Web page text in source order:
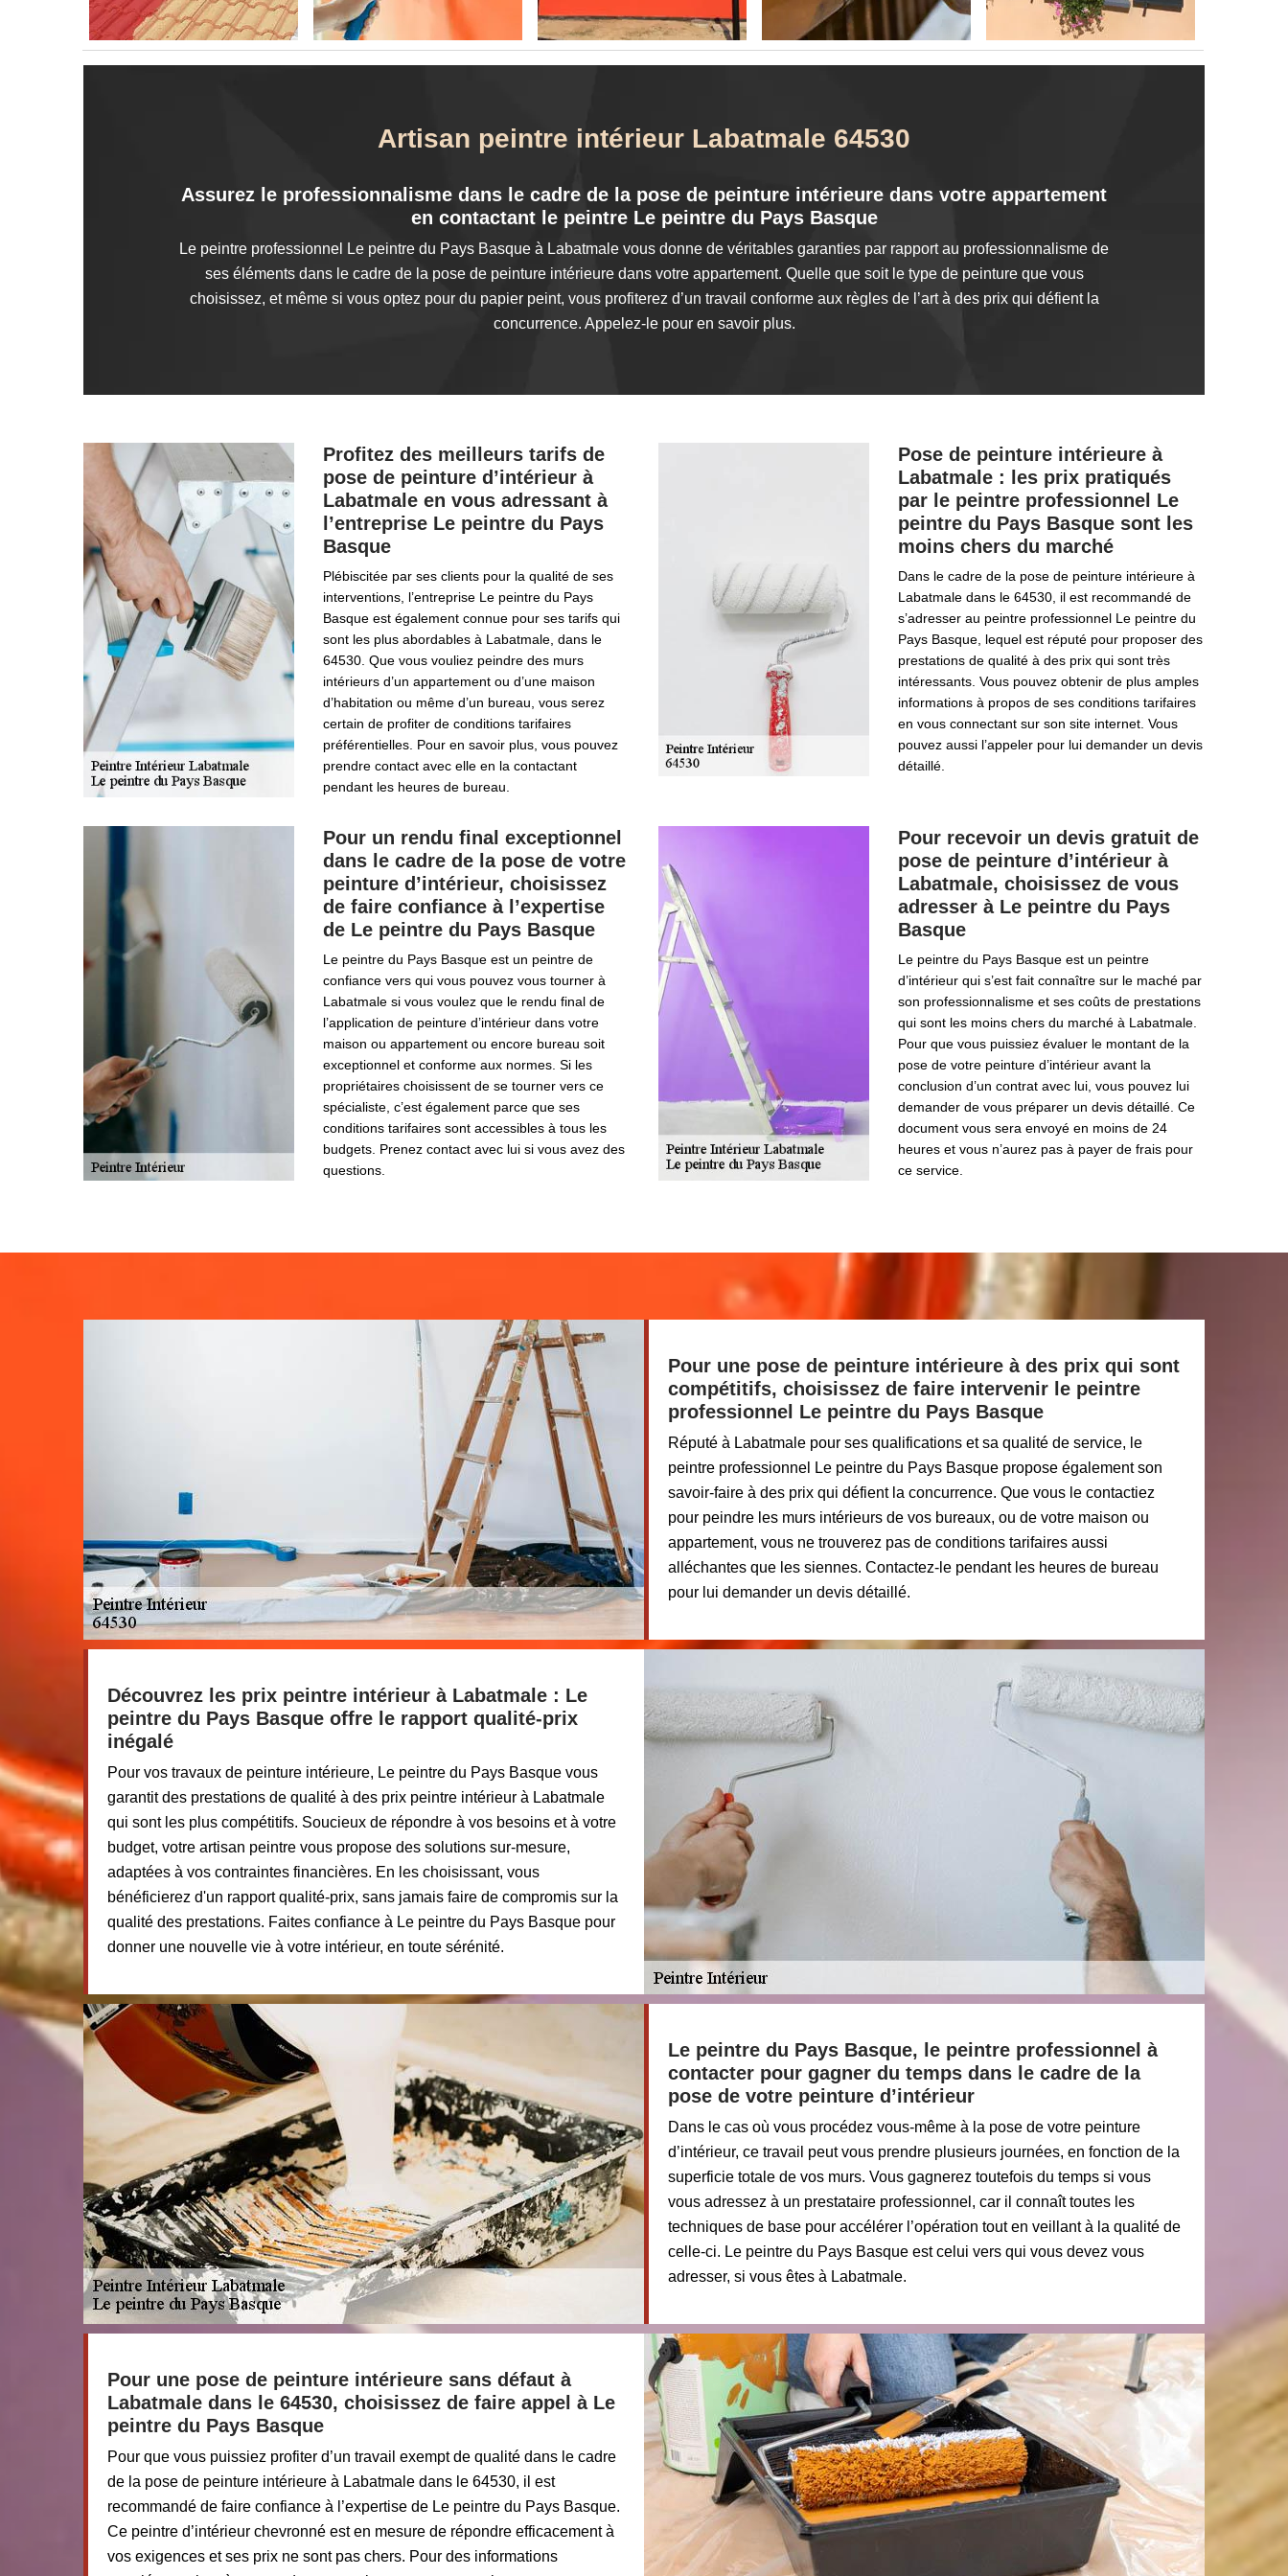
Artisan peintre intérieur Labatmale 64530
Assurez le professionnalisme dans le cadre de la pose de peinture intérieure dans votre appartement
en contactant le peintre Le peintre du Pays Basque
Le peintre professionnel Le peintre du Pays Basque à Labatmale vous donne de véritables garanties par rapport au professionnalisme de
ses éléments dans le cadre de la pose de peinture intérieure dans votre appartement. Quelle que soit le type de peinture que vous
choisissez, et même si vous optez pour du papier peint, vous profiterez d’un travail conforme aux règles de l’art à des prix qui défient la
concurrence. Appelez-le pour en savoir plus.
Profitez des meilleurs tarifs de
pose de peinture d’intérieur à
Labatmale en vous adressant à
l’entreprise Le peintre du Pays
Basque
Plébiscitée par ses clients pour la qualité de ses
interventions, l’entreprise Le peintre du Pays
Basque est également connue pour ses tarifs qui
sont les plus abordables à Labatmale, dans le
64530. Que vous vouliez peindre des murs
intérieurs d’un appartement ou d’une maison
d’habitation ou même d’un bureau, vous serez
certain de profiter de conditions tarifaires
préférentielles. Pour en savoir plus, vous pouvez
prendre contact avec elle en la contactant
pendant les heures de bureau.
Pose de peinture intérieure à
Labatmale : les prix pratiqués
par le peintre professionnel Le
peintre du Pays Basque sont les
moins chers du marché
Dans le cadre de la pose de peinture intérieure à
Labatmale dans le 64530, il est recommandé de
s’adresser au peintre professionnel Le peintre du
Pays Basque, lequel est réputé pour proposer des
prestations de qualité à des prix qui sont très
intéressants. Vous pouvez obtenir de plus amples
informations à propos de ses conditions tarifaires
en vous connectant sur son site internet. Vous
pouvez aussi l’appeler pour lui demander un devis
détaillé.
Pour un rendu final exceptionnel
dans le cadre de la pose de votre
peinture d’intérieur, choisissez
de faire confiance à l’expertise
de Le peintre du Pays Basque
Le peintre du Pays Basque est un peintre de
confiance vers qui vous pouvez vous tourner à
Labatmale si vous voulez que le rendu final de
l’application de peinture d’intérieur dans votre
maison ou appartement ou encore bureau soit
exceptionnel et conforme aux normes. Si les
propriétaires choisissent de se tourner vers ce
spécialiste, c’est également parce que ses
conditions tarifaires sont accessibles à tous les
budgets. Prenez contact avec lui si vous avez des
questions.
Pour recevoir un devis gratuit de
pose de peinture d’intérieur à
Labatmale, choisissez de vous
adresser à Le peintre du Pays
Basque
Le peintre du Pays Basque est un peintre
d’intérieur qui s’est fait connaître sur le maché par
son professionnalisme et ses coûts de prestations
qui sont les moins chers du marché à Labatmale.
Pour que vous puissiez évaluer le montant de la
pose de votre peinture d’intérieur avant la
conclusion d’un contrat avec lui, vous pouvez lui
demander de vous préparer un devis détaillé. Ce
document vous sera envoyé en moins de 24
heures et vous n’aurez pas à payer de frais pour
ce service.
Pour une pose de peinture intérieure à des prix qui sont
compétitifs, choisissez de faire intervenir le peintre
professionnel Le peintre du Pays Basque
Réputé à Labatmale pour ses qualifications et sa qualité de service, le
peintre professionnel Le peintre du Pays Basque propose également son
savoir-faire à des prix qui défient la concurrence. Que vous le contactiez
pour peindre les murs intérieurs de vos bureaux, ou de votre maison ou
appartement, vous ne trouverez pas de conditions tarifaires aussi
alléchantes que les siennes. Contactez-le pendant les heures de bureau
pour lui demander un devis détaillé.
Découvrez les prix peintre intérieur à Labatmale : Le
peintre du Pays Basque offre le rapport qualité-prix
inégalé
Pour vos travaux de peinture intérieure, Le peintre du Pays Basque vous
garantit des prestations de qualité à des prix peintre intérieur à Labatmale
qui sont les plus compétitifs. Soucieux de répondre à vos besoins et à votre
budget, votre artisan peintre vous propose des solutions sur-mesure,
adaptées à vos contraintes financières. En les choisissant, vous
bénéficierez d'un rapport qualité-prix, sans jamais faire de compromis sur la
qualité des prestations. Faites confiance à Le peintre du Pays Basque pour
donner une nouvelle vie à votre intérieur, en toute sérénité.
Le peintre du Pays Basque, le peintre professionnel à
contacter pour gagner du temps dans le cadre de la
pose de votre peinture d’intérieur
Dans le cas où vous procédez vous-même à la pose de votre peinture
d’intérieur, ce travail peut vous prendre plusieurs journées, en fonction de la
superficie totale de vos murs. Vous gagnerez toutefois du temps si vous
vous adressez à un prestataire professionnel, car il connaît toutes les
techniques de base pour accélérer l’opération tout en veillant à la qualité de
celle-ci. Le peintre du Pays Basque est celui vers qui vous devez vous
adresser, si vous êtes à Labatmale.
Pour une pose de peinture intérieure sans défaut à
Labatmale dans le 64530, choisissez de faire appel à Le
peintre du Pays Basque
Pour que vous puissiez profiter d’un travail exempt de qualité dans le cadre
de la pose de peinture intérieure à Labatmale dans le 64530, il est
recommandé de faire confiance à l’expertise de Le peintre du Pays Basque.
Ce peintre d’intérieur chevronné est en mesure de répondre efficacement à
vos exigences et ses prix ne sont pas chers. Pour des informations